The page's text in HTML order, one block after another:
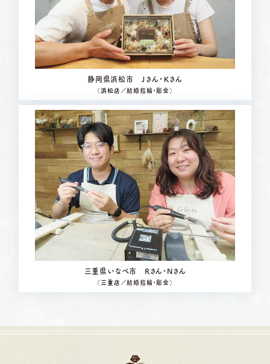
静岡県浜松市 Ｊさん・Ｋさん
（浜松店 ／結婚指輪・彫金）
三重県いなべ市 Rさん・Nさん
（ 三重店 ／結婚指輪・彫金）